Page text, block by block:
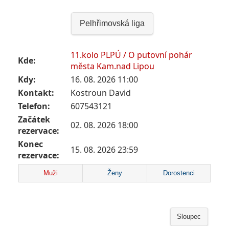
Pelhřimovská liga
Kde:
11.kolo PLPÚ / O putovní pohár
města Kam.nad Lipou
Kdy:
16. 08. 2026 11:00
Kontakt:
Kostroun David
Telefon:
607543121
Začátek
rezervace:
02. 08. 2026 18:00
Konec
rezervace:
15. 08. 2026 23:59
Muži Ženy Dorostenci
Sloupec